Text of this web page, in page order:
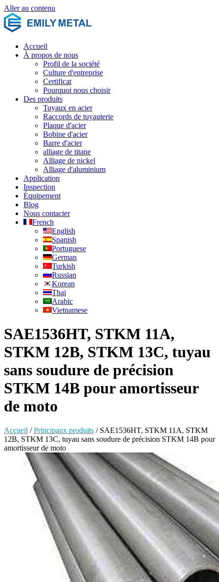
Aller au contenu
Accueil
À propos de nous
Profil de la société
Culture d'entreprise
Certificat
Pourquoi nous choisir
Des produits
Tuyaux en acier
Raccords de tuyauterie
Plaque d'acier
Bobine d'acier
Barre d'acier
alliage de titane
Alliage de nickel
Alliage d'aluminium
Application
Inspection
Équipement
Blog
Nous contacter
French
English
Spanish
Portuguese
German
Turkish
Russian
Korean
Thai
Arabic
Vietnamese
SAE1536HT, STKM 11A,
STKM 12B, STKM 13C, tuyau
sans soudure de précision
STKM 14B pour amortisseur
de moto
Accueil /Principaux produits / SAE1536HT, STKM 11A, STKM
12B, STKM 13C, tuyau sans soudure de précision STKM 14B pour
amortisseur de moto